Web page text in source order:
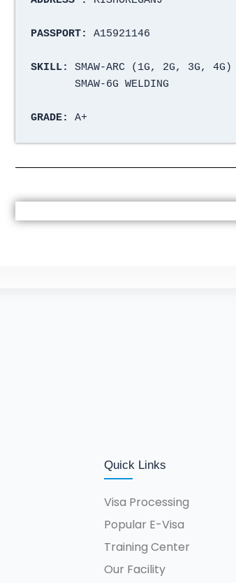
PASSPORT: A15921146
SKILL: SMAW-ARC (1G, 2G, 3G, 4G)
       SMAW-6G WELDING
GRADE: A+
Quick Links
Visa Processing
Popular E-Visa
Training Center
Our Facility